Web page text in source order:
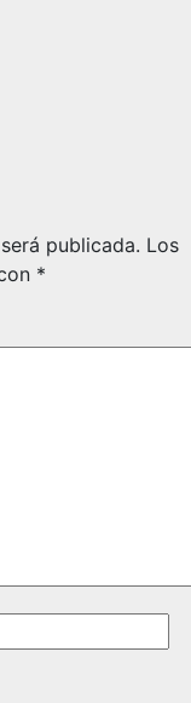
2024 en
publicada. Los
*